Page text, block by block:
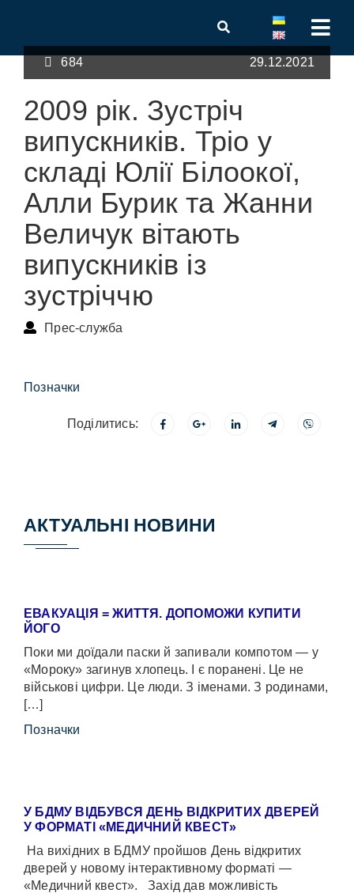
684 29.12.2021
2009 рік. Зустріч
випускників. Тріо у
складі Юлії Білоокої,
Алли Бурик та Жанни
Величук вітають
випускників із
зустріччю
Прес-служба
Позначки
Поділитись:
АКТУАЛЬНІ НОВИНИ
ЕВАКУАЦІЯ = ЖИТТЯ. ДОПОМОЖИ КУПИТИ
ЙОГО
Поки ми доїдали паски й запивали компотом — у
«Мороку» загинув хлопець. І є поранені. Це не
військові цифри. Це люди. З іменами. З родинами,
[…]
Позначки
У БДМУ ВІДБУВСЯ ДЕНЬ ВІДКРИТИХ ДВЕРЕЙ
У ФОРМАТІ «МЕДИЧНИЙ КВЕСТ»
На вихідних в БДМУ пройшов День відкритих
дверей у новому інтерактивному форматі —
«Медичний квест». Захід дав можливість